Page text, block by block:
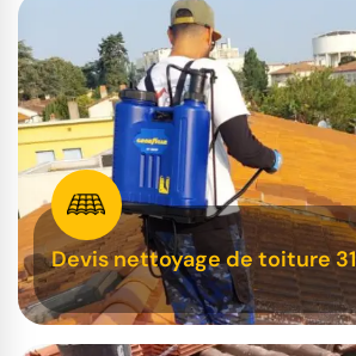
Devis nettoyage de toiture 31